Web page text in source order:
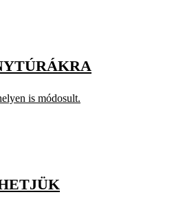
is módosult.